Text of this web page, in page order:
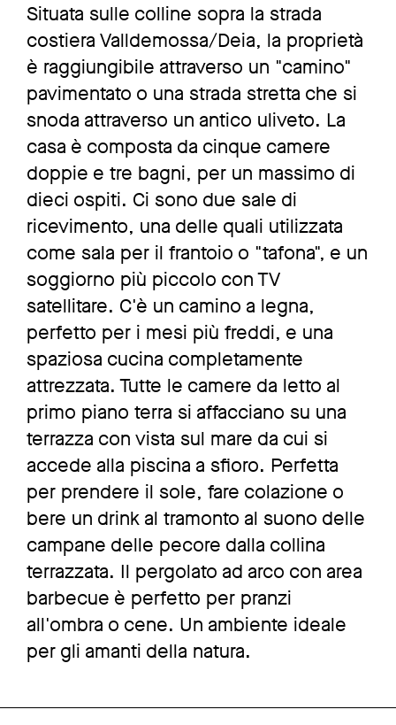
Situata sulle colline sopra la strada
costiera Valldemossa/Deia, la proprietà
è raggiungibile attraverso un "camino"
pavimentato o una strada stretta che si
snoda attraverso un antico uliveto. La
casa è composta da cinque camere
doppie e tre bagni, per un massimo di
dieci ospiti. Ci sono due sale di
ricevimento, una delle quali utilizzata
come sala per il frantoio o "tafona", e un
soggiorno più piccolo con TV
satellitare. C'è un camino a legna,
perfetto per i mesi più freddi, e una
spaziosa cucina completamente
attrezzata. Tutte le camere da letto al
primo piano terra si affacciano su una
terrazza con vista sul mare da cui si
accede alla piscina a sfioro. Perfetta
per prendere il sole, fare colazione o
bere un drink al tramonto al suono delle
campane delle pecore dalla collina
terrazzata. Il pergolato ad arco con area
barbecue è perfetto per pranzi
all'ombra o cene. Un ambiente ideale
per gli amanti della natura.